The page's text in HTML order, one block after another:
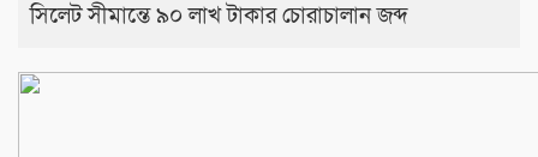
সিলেট সীমান্তে ৯০ লাখ টাকার চোরাচালান জব্দ